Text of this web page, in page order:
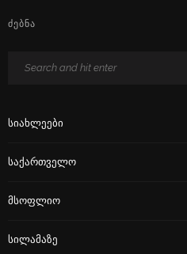
ᲫᲔᲑᲜᲐ
Სიახლეები
Საქართველო
Მსოფლიო
Სილამაზე